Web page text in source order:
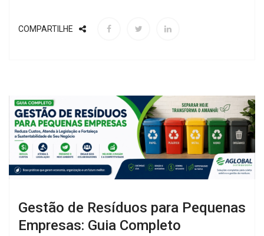
COMPARTILHE
Gestão de Resíduos para Pequenas
Empresas: Guia Completo